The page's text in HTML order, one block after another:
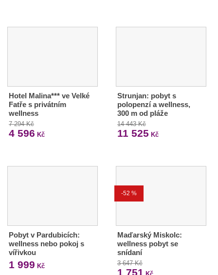
Hotel Malina*** ve Velké
Fatře s privátním
wellness
7 294 Kč
4 596 Kč
Strunjan: pobyt s
polopenzí a wellness,
300 m od pláže
14 443 Kč
11 525 Kč
Pobyt v Pardubicích:
wellness nebo pokoj s
vířivkou
1 999 Kč
-52 %
Maďarský Miskolc:
wellness pobyt se
snídaní
3 647 Kč
1 751